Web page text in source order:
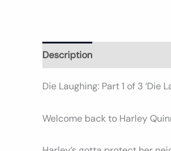
Description
Die Laughing: Part 1 of 3 ‘Die
Welcome back to Harley